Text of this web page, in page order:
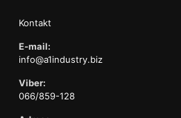
Kontakt
E-mail:
info@a1industry.biz
Viber:
066/859-128